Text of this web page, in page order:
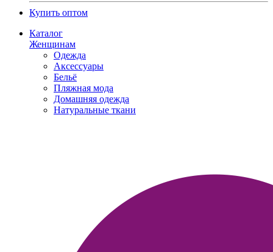
Купить оптом
Каталог
Женщинам
Одежда
Аксессуары
Бельё
Пляжная мода
Домашняя одежда
Натуральные ткани